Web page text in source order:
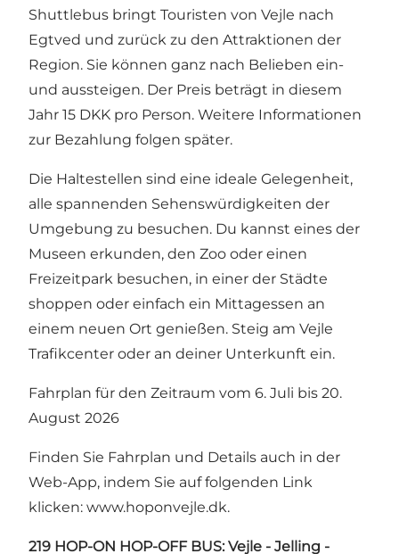
Shuttlebus bringt Touristen von Vejle nach
Egtved und zurück zu den Attraktionen der
Region. Sie können ganz nach Belieben ein-
und aussteigen. Der Preis beträgt in diesem
Jahr 15 DKK pro Person. Weitere Informationen
zur Bezahlung folgen später.
Die Haltestellen sind eine ideale Gelegenheit,
alle spannenden Sehenswürdigkeiten der
Umgebung zu besuchen. Du kannst eines der
Museen erkunden, den Zoo oder einen
Freizeitpark besuchen, in einer der Städte
shoppen oder einfach ein Mittagessen an
einem neuen Ort genießen. Steig am Vejle
Trafikcenter oder an deiner Unterkunft ein.
Fahrplan für den Zeitraum vom 6. Juli bis 20.
August 2026
Finden Sie Fahrplan und Details auch in der
Web-App, indem Sie auf folgenden Link
klicken: www.hoponvejle.dk.
219 HOP-ON HOP-OFF BUS: Vejle - Jelling -